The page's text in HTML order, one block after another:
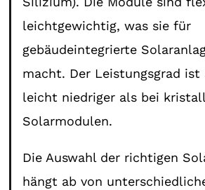
leichtgewichtig, was sie für
gebäudeintegrierte
macht. Der Leistungsgrad ist
leicht niedriger als bei
Solarmodulen.
Die Auswahl der richtigen
hängt ab von